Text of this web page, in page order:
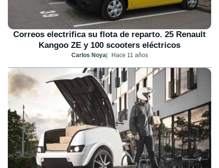
Correos electrifica su flota de reparto. 25 Renault
Kangoo ZE y 100 scooters eléctricos
Carlos Noya Hace 11 años